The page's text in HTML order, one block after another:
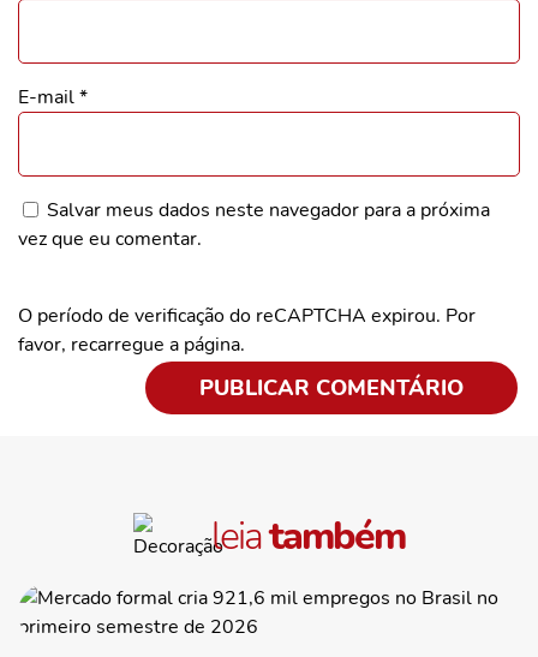
E-mail*
Salvar meus dados neste navegador para a próxima
vez que eu comentar.
O período de verificação do reCAPTCHA expirou. Por
favor, recarregue a página.
leiatambém